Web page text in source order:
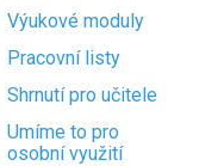
Výukové moduly
Pracovní listy
Shrnutí pro učitele
Umíme to pro
osobní využití